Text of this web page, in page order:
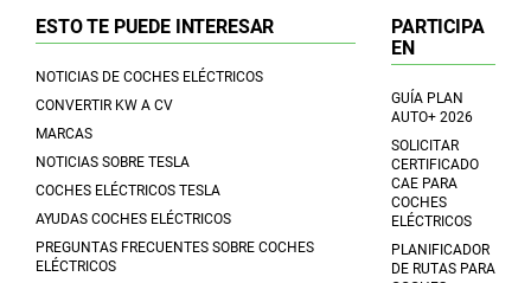
ESTO TE PUEDE INTERESAR
NOTICIAS DE COCHES ELÉCTRICOS
CONVERTIR KW A CV
MARCAS
NOTICIAS SOBRE TESLA
COCHES ELÉCTRICOS TESLA
AYUDAS COCHES ELÉCTRICOS
PREGUNTAS FRECUENTES SOBRE COCHES
ELÉCTRICOS
PARTICIPA
EN
GUÍA PLAN
AUTO+ 2026
SOLICITAR
CERTIFICADO
CAE PARA
COCHES
ELÉCTRICOS
PLANIFICADOR
DE RUTAS PARA